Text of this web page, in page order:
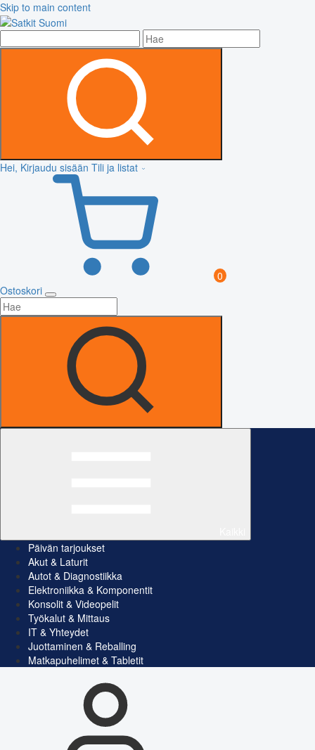
Skip to main content
Hei, Kirjaudu sisään Tili ja listat
0
Ostoskori
Päivän tarjoukset
Akut & Laturit
Autot & Diagnostiikka
Elektroniikka & Komponentit
Konsolit & Videopelit
Työkalut & Mittaus
IT & Yhteydet
Juottaminen & Reballing
Matkapuhelimet & Tabletit